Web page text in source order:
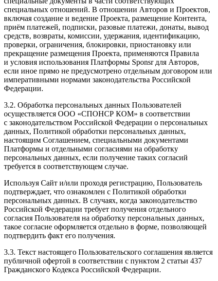
специальных отношений. В отношении Авторов и Проектов,
включая создание и ведение Проекта, размещение Контента,
приём платежей, подписки, разовые платежи, донаты, вывод
средств, возвраты, комиссии, удержания, идентификацию,
проверки, ограничения, блокировки, приостановку или
прекращение размещения Проекта, применяются Правила
и условия использования Платформы Sponsr для Авторов,
если иное прямо не предусмотрено отдельным договором или
императивными нормами законодательства Российской
Федерации.
3.2. Обработка персональных данных Пользователей
осуществляется ООО «СПОНСР КОМ» в соответствии
с законодательством Российской Федерации о персональных
данных, Политикой обработки персональных данных,
настоящим Соглашением, специальными документами
Платформы и отдельными согласиями на обработку
персональных данных, если получение таких согласий
требуется в соответствующем случае.
Используя Сайт и/или проходя регистрацию, Пользователь
подтверждает, что ознакомлен с Политикой обработки
персональных данных. В случаях, когда законодательство
Российской Федерации требует получения отдельного
согласия Пользователя на обработку персональных данных,
такое согласие оформляется отдельно в форме, позволяющей
подтвердить факт его получения.
3.3. Текст настоящего Пользовательского соглашения является
публичной офертой в соответствии с пунктом 2 статьи 437
Гражданского Кодекса Российской Федерации.